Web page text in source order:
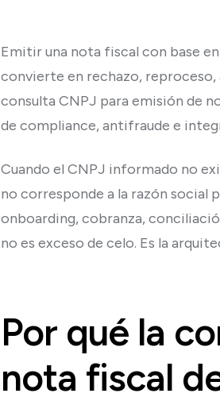
Emitir una nota fiscal con base
convierte en rechazo,
consulta CNPJ para emisión de
de compliance, antifraude e
Cuando el CNPJ informado no
no corresponde a la razón social
onboarding, cobranza,
no es exceso de celo. Es la
Por qué la
nota fiscal